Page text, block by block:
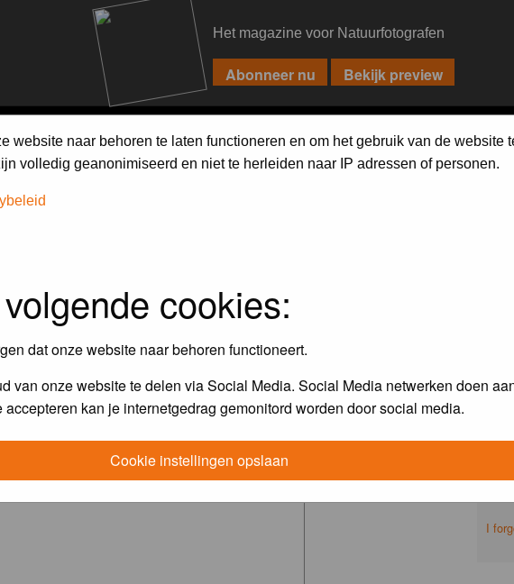
Het magazine voor Natuurfotografen
website naar behoren te laten functioneren en om het gebruik van de website
volledig geanonimiseerd en niet te herleiden naar IP adressen of personen.
cookies:
dat onze website naar behoren functioneert.
van onze website te delen via Social Media. Social Media netwerken doen
kan je internetgedrag gemonitord worden door social media.
Cookie instellingen opslaan
on the forum first.
I